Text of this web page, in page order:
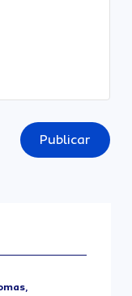
Publicar